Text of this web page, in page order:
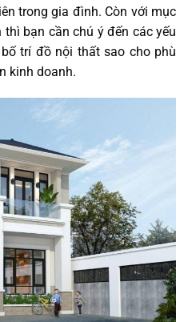
trong gia đình. Còn với mục
bạn cần chú ý đến các yếu
trí đồ nội thất sao cho phù
kinh doanh.